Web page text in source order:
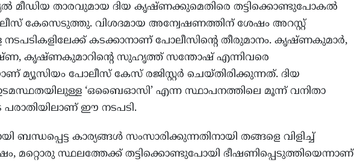
മീഡിയ താരവുമായ ദിയ കൃഷ്ണക്കുമെതിരെ തട്ടിക്കൊണ്ടുപോകല്‍
കേസെടുത്തു. വിശദമായ അന്വേഷണത്തിന് ശേഷം അറസ്റ്റ്
നടപടികളിലേക്ക് കടക്കാനാണ് പോലീസിന്റെ തീരുമാനം. കൃഷ്ണകുമാര്‍,
കൃഷ്ണകുമാറിന്റെ സുഹൃത്ത് സന്തോഷ് എന്നിവരെ
മ്യൂസിയം പോലീസ് കേസ് രജിസ്റ്റര്‍ ചെയ്തിരിക്കുന്നത്. ദിയ
‘ഒബൈഓസി’ എന്ന സ്ഥാപനത്തിലെ മൂന്ന് വനിതാ
പരാതിയിലാണ് ഈ നടപടി.
ബന്ധപ്പെട്ട കാര്യങ്ങള്‍ സംസാരിക്കുന്നതിനായി തങ്ങളെ വിളിച്ച്
മറ്റൊരു സ്ഥലത്തേക്ക് തട്ടിക്കൊണ്ടുപോയി ഭീഷണിപ്പെടുത്തിയെന്നാണ്